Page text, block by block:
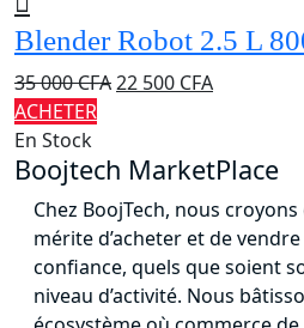
Blender Robot 2.5 L
35 000CFA Le
était :
35
000 CFA.
22 500 CFALe
est :
500 CFA.
ACHETER
En Stock
Boojtech MarketPlace
Chez BoojTech, nous
mérite d’acheter et de
confiance, quels que soient
niveau d’activité. Nous